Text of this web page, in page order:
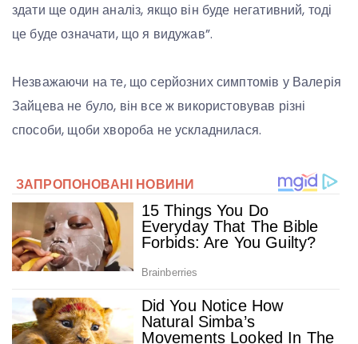
здати ще один аналіз, якщо він буде негативний, тоді
це буде означати, що я видужав”.
Незважаючи на те, що серйозних симптомів у Валерія
Зайцева не було, він все ж використовував різні
способи, щоби хвороба не ускладнилася.